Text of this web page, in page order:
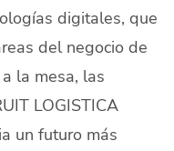
digitales, que
del negocio de
la mesa, las
LOGISTICA
un futuro más